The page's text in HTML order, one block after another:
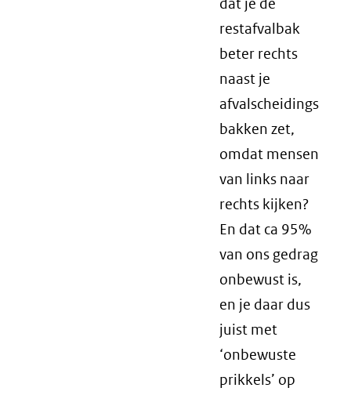
dat je de
restafvalbak
beter rechts
naast je
afvalscheidings
bakken zet,
omdat mensen
van links naar
rechts kijken?
En dat ca 95%
van ons gedrag
onbewust is,
en je daar dus
juist met
‘onbewuste
prikkels’ op